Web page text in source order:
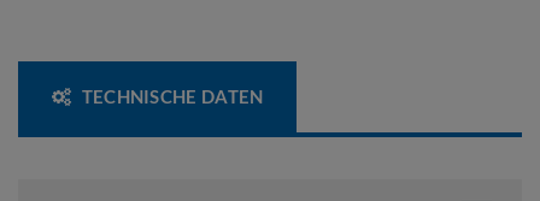
TECHNISCHE DATEN